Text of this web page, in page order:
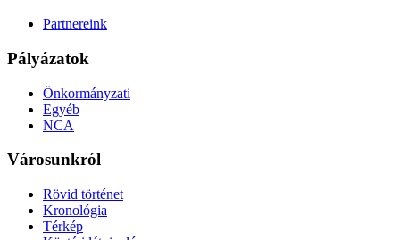
Partnereink
Pályázatok
Önkormányzati
Egyéb
NCA
Városunkról
Rövid történet
Kronológia
Térkép